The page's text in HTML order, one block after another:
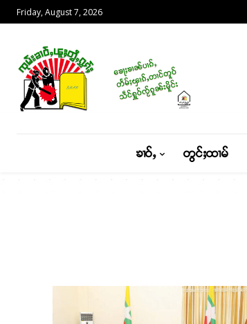
Friday, August 7, 2026
ၶၢဝ်ႇ တွင်ႈထၢမ်